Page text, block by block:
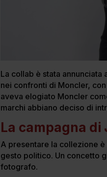
La collab è stata
nei confronti di Moncler,
aveva elogiato Moncler
marchi abbiano deciso di
La campagna di
A presentare la collezione è
gesto politico. Un concetto
fotografo.